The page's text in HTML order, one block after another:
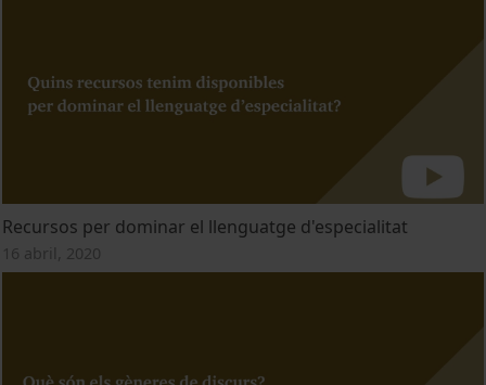
Recursos per dominar el llenguatge d'especialitat
16 abril, 2020